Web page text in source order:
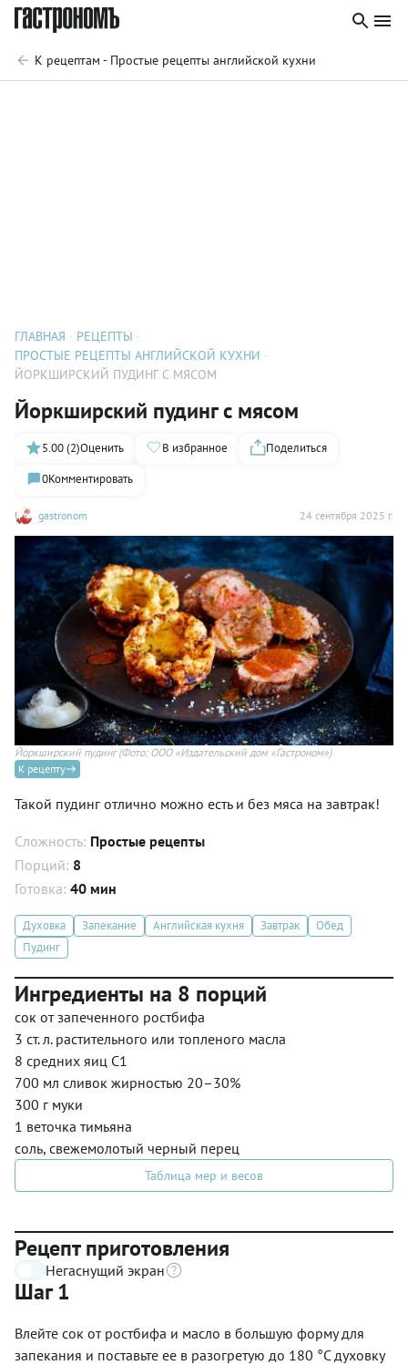
К рецептам - Простые рецепты английской кухни
ГЛАВНАЯ
РЕЦЕПТЫ
ПРОСТЫЕ РЕЦЕПТЫ АНГЛИЙСКОЙ КУХНИ
ЙОРКШИРСКИЙ ПУДИНГ С МЯСОМ
Йоркширский пудинг с мясом
gastronom 24 сентября 2025 г.
5.00 (2)Оценить В избранное
Поделиться
0Комментировать
Йоркширский пудинг(Фото: ООО «Издательский дом «Гастроном»)
К рецепту
Такой пудинг отлично можно есть и без мяса на завтрак!
Сложность: Простые рецепты
Порций: 8
Готовка: 40 мин
Духовка Запекание Английская кухня Завтрак
Обед
Пудинг
Ингредиенты на 8 порций
сок от запеченного ростбифа
3 ст. л. растительного или топленого масла
8 средних яиц С1
700 мл сливок жирностью 20–30%
300 г муки
1 веточка тимьяна
соль, свежемолотый черный перец
Таблица мер и весов
Рецепт приготовления
Негаснущий экран
Шаг 1
Влейте сок от ростбифа и масло в большую форму для
запекания и поставьте ее в разогретую до 180 °С духовку